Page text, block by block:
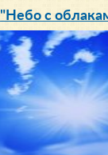
"Небо с